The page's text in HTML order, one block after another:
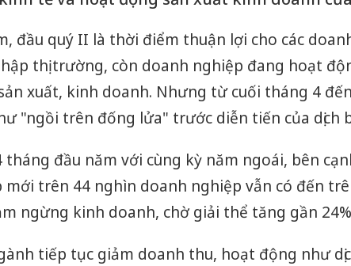
đầu quý II là thời điểm thuận lợi cho các
thị trường, còn doanh nghiệp đang hoạt
xuất, kinh doanh. Nhưng từ cuối tháng 4
"ngồi trên đống lửa" trước diễn tiến của dịch
tháng đầu năm với cùng kỳ năm ngoái, bên
mới trên 44 nghìn doanh nghiệp vẫn có đến
ngừng kinh doanh, chờ giải thể tăng gần
tiếp tục giảm doanh thu, hoạt động như